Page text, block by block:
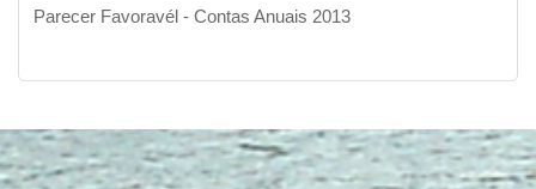
Parecer Favoravél - Contas Anuais 2013